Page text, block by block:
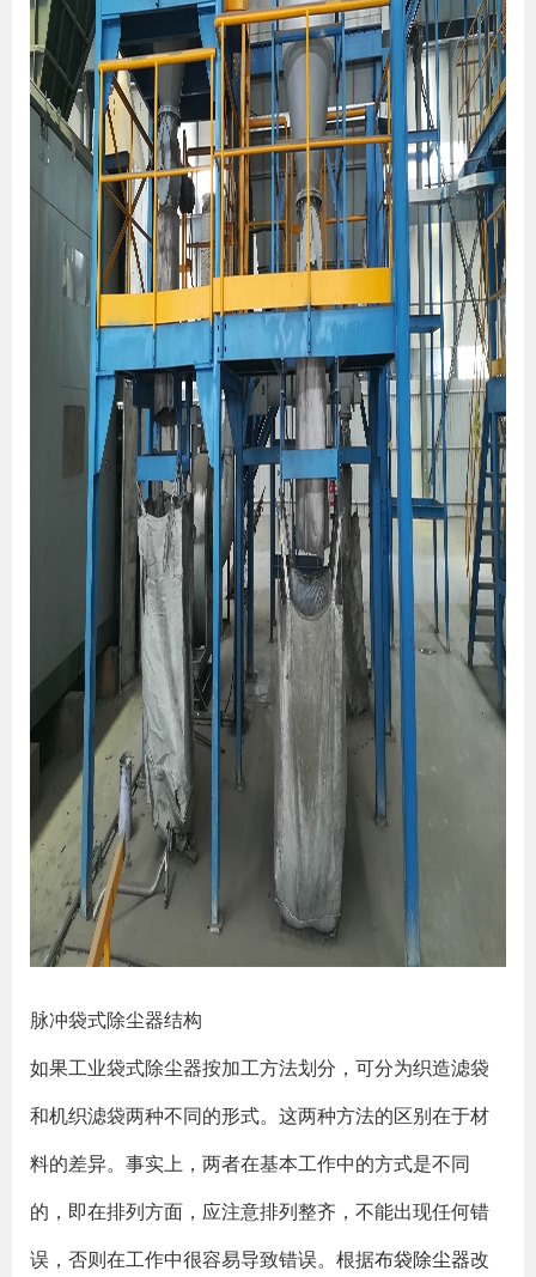
脉冲袋式除尘器结构
如果工业袋式除尘器按加工方法划分，可分为织造滤袋
和机织滤袋两种不同的形式。这两种方法的区别在于材
料的差异。事实上，两者在基本工作中的方式是不同
的，即在排列方面，应注意排列整齐，不能出现任何错
误，否则在工作中很容易导致错误。根据布袋除尘器改